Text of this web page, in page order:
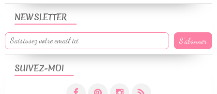
NEWSLETTER
SUIVEZ-MOI